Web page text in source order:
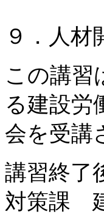
９．人材
この講習
る建設労
会を受講
講習終了
対策課